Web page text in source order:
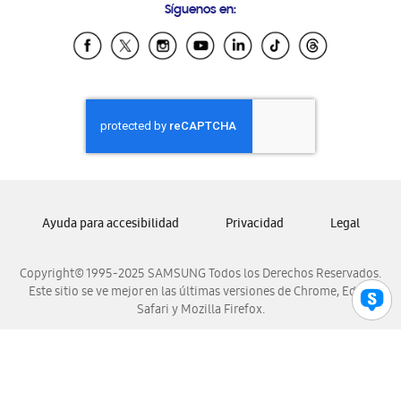
Samsung Ecuador
Samsung El Salvador
Samsung Honduras
Samsung Nicaragua
Samsung Panamá
Samsung Venezuela
Síguenos en:
Copyright© 1995-2025 SAMSUNG Todos los Derechos Reservados.
Este sitio se ve mejor en las últimas versiones de Chrome, Edge,
Safari y Mozilla Firefox.
Ayuda para accesibilidad Privacidad Legal